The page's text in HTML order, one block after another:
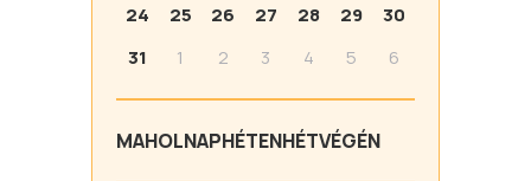
24
25 26 27 28 29
30
31
1 2 3 4 5 6
MAHOLNAPHÉTENHÉTVÉGÉN